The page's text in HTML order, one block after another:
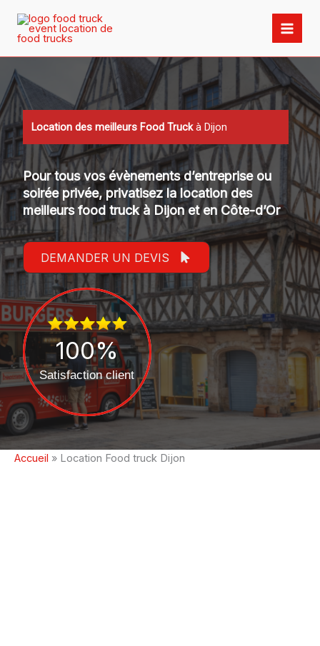
contenu
Location des meilleurs Food Truckà Dijon
Pour tous vos évènements d’entreprise ou
soirée privée, privatisez la location des
meilleurs food truck à Dijon et en Côte-d’Or
DEMANDER UN DEVIS
100%
Satisfaction client
Accueil » Location Food truck Dijon